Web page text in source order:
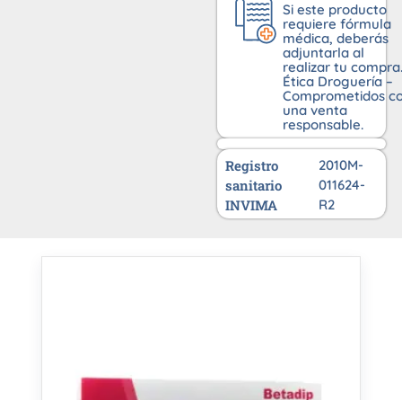
Si este producto
requiere fórmula
médica, deberás
adjuntarla al
realizar tu compra.
Ética Droguería –
Comprometidos
una venta
responsable.
Registro
sanitario
INVIMA
2010M-
011624-
R2